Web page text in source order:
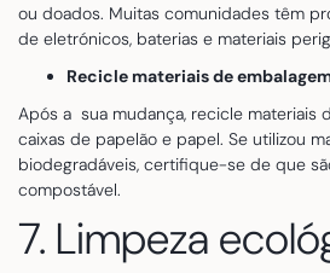
ou doados. Muitas comunidades têm
de eletrónicos, baterias e materiais
Recicle materiais de
Após a sua mudança, recicle materiais
caixas de papelão e papel. Se utilizou
biodegradáveis, certifique-se de que
compostável.
7. Limpeza